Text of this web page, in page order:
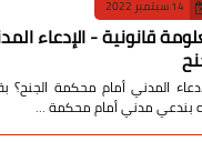
14 سبتمبر 2022
قانونية - الإدعاء
المدني أمام محكمة الجنح؟
بندعي مدني أمام محكمة …